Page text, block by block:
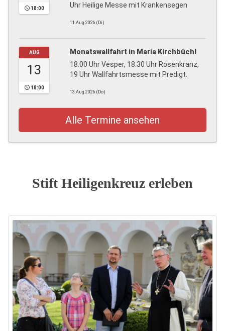
18:00
Uhr Heilige Messe mit Krankensegen
11.Aug.2026 (Di)
AUG
13
18:00
Monatswallfahrt in Maria Kirchbüchl
18.00 Uhr Vesper, 18.30 Uhr Rosenkranz,
19 Uhr Wallfahrtsmesse mit Predigt.
13.Aug.2026 (Do)
Alle Termine ansehen
Stift Heiligenkreuz erleben